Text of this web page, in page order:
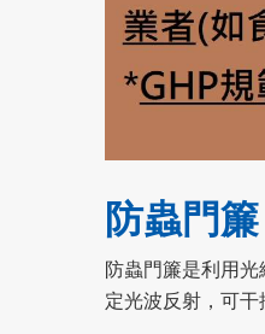
防蟲門
防蟲門簾是利用光
定光波反射，可